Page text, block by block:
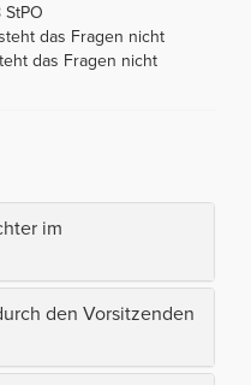
das Fragen nicht
das Fragen nicht
im
den Vorsitzenden